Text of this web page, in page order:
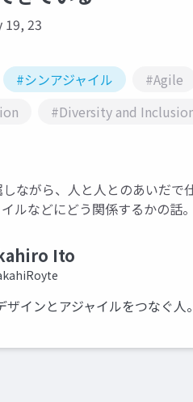
19, 23
#シンアジャイル #Agile
#Diversity and
ながら、人と人とのあいだ
ルなどにどう関係するかの話。
Ito
ザインとアジャイルをつなぐ人。